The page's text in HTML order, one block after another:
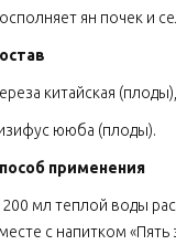
ян почек и
китайская
ююба (плоды).
применения
200 мл теплой воды
с напитком «Пять